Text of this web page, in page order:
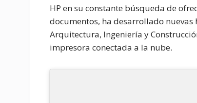
HP en su constante búsqueda de
documentos, ha desarrollado
Arquitectura, Ingeniería y
impresora conectada a la nube.